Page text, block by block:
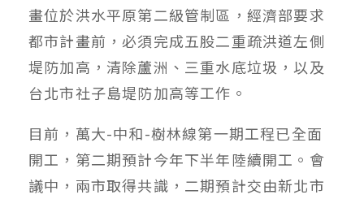
畫位於洪水平原第二級管制區，經濟部要求
都市計畫前，必須完成五股二重疏洪道左側
堤防加高，清除蘆洲、三重水底垃圾，以及
台北市社子島堤防加高等工作。
目前，萬大-中和-樹林線第一期工程已全面
開工，第二期預計今年下半年陸續開工。會
議中，兩市取得共識，二期預計交由新北市